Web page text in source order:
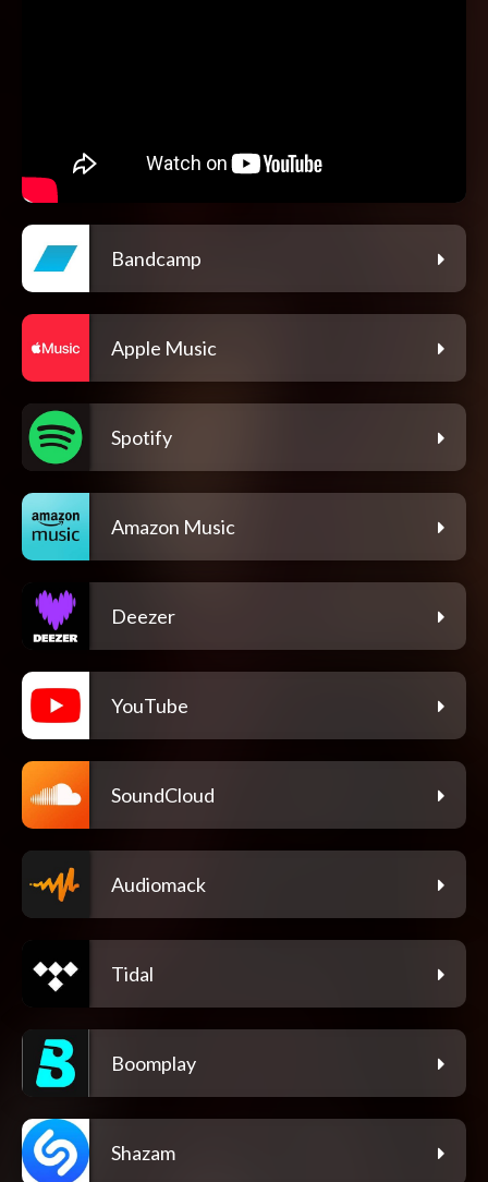
Bandcamp
Apple Music
Spotify
Amazon Music
Deezer
YouTube
SoundCloud
Audiomack
Tidal
Boomplay
Shazam